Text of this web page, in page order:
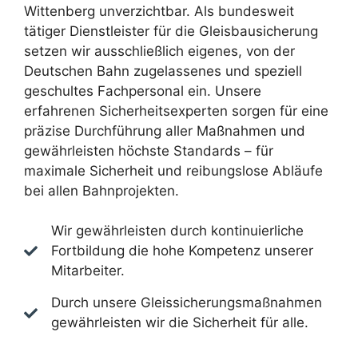
Wittenberg unverzichtbar. Als bundesweit
tätiger Dienstleister für die Gleisbausicherung
setzen wir ausschließlich eigenes, von der
Deutschen Bahn zugelassenes und speziell
geschultes Fachpersonal ein. Unsere
erfahrenen Sicherheitsexperten sorgen für eine
präzise Durchführung aller Maßnahmen und
gewährleisten höchste Standards – für
maximale Sicherheit und reibungslose Abläufe
bei allen Bahnprojekten.
Wir gewährleisten durch kontinuierliche
Fortbildung die hohe Kompetenz unserer
Mitarbeiter.
Durch unsere Gleissicherungsmaßnahmen
gewährleisten wir die Sicherheit für alle.